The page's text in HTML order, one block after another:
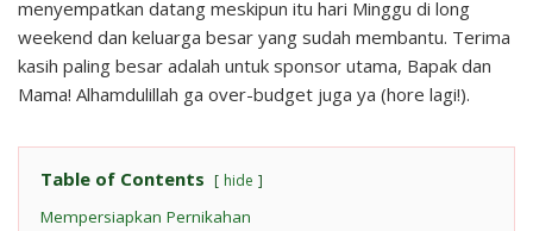
menyempatkan datang meskipun itu hari Minggu di long
weekend dan keluarga besar yang sudah membantu. Terima
kasih paling besar adalah untuk sponsor utama, Bapak dan
Mama! Alhamdulillah ga over-budget juga ya (hore lagi!).
Table of Contents hide
Mempersiapkan Pernikahan